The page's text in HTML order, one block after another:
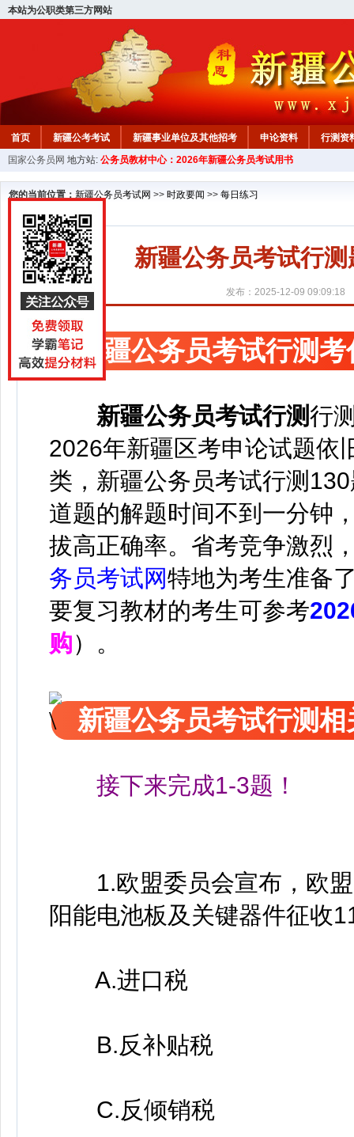
本站为公职类第三方网站
首页 新疆公考考试 新疆事业单位及其他招考 申论资料 行测资
新疆公务员行测试题 在线咨询 教材中心
国家公务员网 地方站: 公务员教材中心：2026年新疆公务员考试用书
您的当前位置： 新疆公务员考试网 >> 时政要闻 >> 每日练习
新疆公务员考试行
发布：2025-12-09 09:09:18
新疆公务员考试行测考
新疆公务员考试行测行
2026年新疆区考申论试题依
类 ，新疆公务员考试行测
道题的解题时间不到一分钟
拔高正确率。 省考竞争激烈
务员考试网特地为考生准备
要复习教材的考生可参考
购）。
新疆公务员考试行测
接下来完成1-3题！
1.欧盟委员会宣布，欧盟
阳能电池板及关键器件征收
A.进口税
B.反补贴税
C.反倾销税